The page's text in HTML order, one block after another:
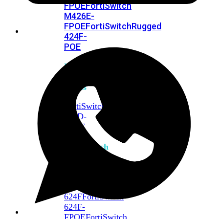
FPOEFortiSwitch
M426E-
FPOEFortiSwitchRugged
424F-
POE
FortiSwitch
Series
FortiSwitch
548D-
FPOE
FortiSwitch
624FFortiSwitch
624F-
FPOEFortiSwitch